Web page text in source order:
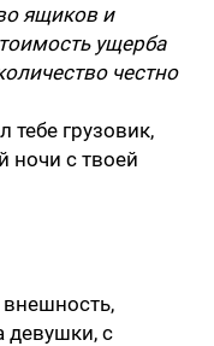
ящиков и
ущерба
честно
грузовик,
ночи с твоей
девушки, с